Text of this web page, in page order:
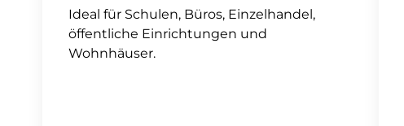
Ideal für Schulen, Büros, Einzelhandel,
öffentliche Einrichtungen und
Wohnhäuser.